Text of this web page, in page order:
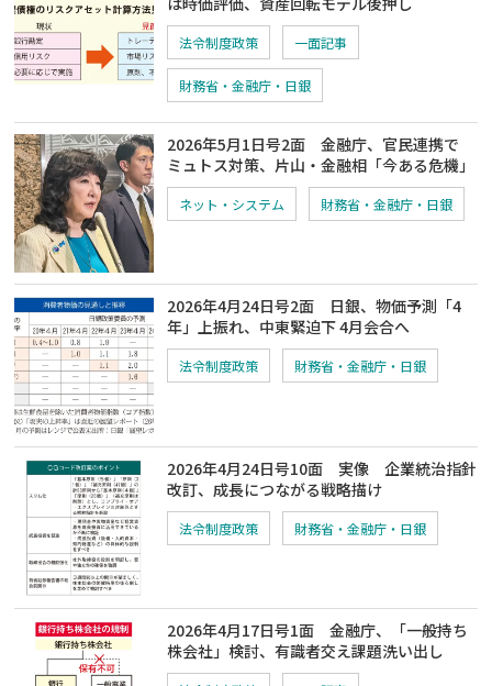
法令制度政策 一面記事
財務省・金融庁・日銀
2026年5月1日号2面 金融庁、官民連携で
ミュトス対策、片山・金融相「今ある危機」
ネット・システム 財務省・金融庁・日銀
2026年4月24日号2面 日銀、物価予測「4
年」上振れ、中東緊迫下 4月会合へ
法令制度政策 財務省・金融庁・日銀
2026年4月24日号10面 実像 企業統治指針
改訂、成長につながる戦略描け
法令制度政策 財務省・金融庁・日銀
2026年4月17日号1面 金融庁、「一般持ち
株会社」検討、有識者交え課題洗い出し